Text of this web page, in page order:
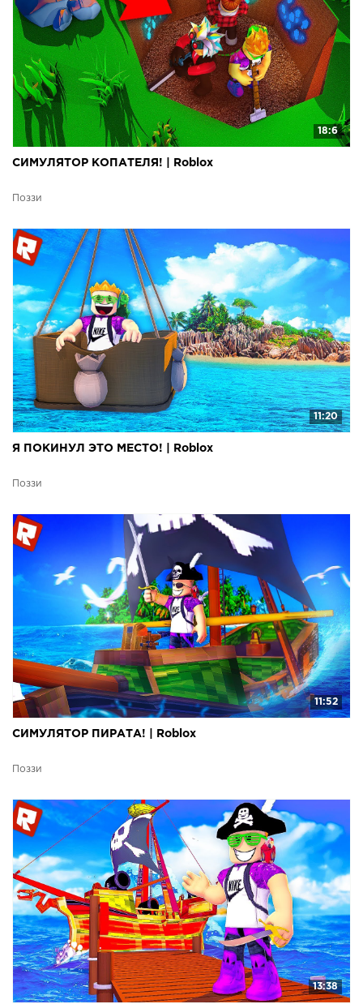
18:6
СИМУЛЯТОР КОПАТЕЛЯ! | Roblox
Поззи
11:20
Я ПОКИНУЛ ЭТО МЕСТО! | Roblox
Поззи
11:52
СИМУЛЯТОР ПИРАТА! | Roblox
Поззи
13:38